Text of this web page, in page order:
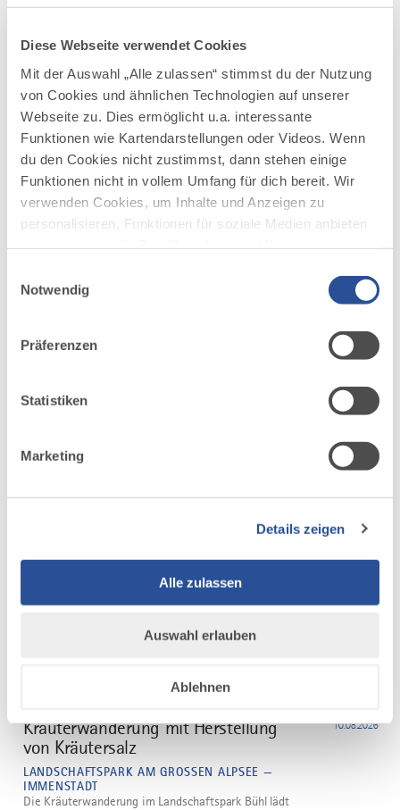
Diese Webseite verwendet Cookies
Mit der Auswahl „Alle zulassen“ stimmst du der Nutzung
von Cookies und ähnlichen Technologien auf unserer
Webseite zu. Dies ermöglicht u.a. interessante
Funktionen wie Kartendarstellungen oder Videos. Wenn
du den Cookies nicht zustimmst, dann stehen einige
Funktionen nicht in vollem Umfang für dich bereit. Wir
verwenden Cookies, um Inhalte und Anzeigen zu
personalisieren, Funktionen für soziale Medien anbieten
deiner Verwendung unserer Website an unsere Partner
möglicherweise mit weiteren Daten zusammen, die du
Nutzung der Dienste gesammelt haben.
Notwendig
Präferenzen
Statistiken
Marketing
Details zeigen
Alle zulassen
Auswahl erlauben
Ablehnen
AUF DER ALLGÄU KARTE
Kräuterwanderung mit Herstellung
von Kräutersalz
LANDSCHAFTSPARK AM GROSSEN ALPSEE — I
MMENSTADT
10.08.2026
Die Kräuterwanderung im Landschaftspark Bühl lädt